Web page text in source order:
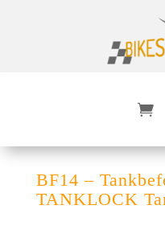
BF14 –
TANKLOCK